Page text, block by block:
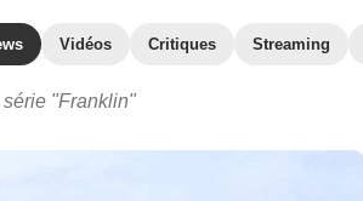
Vidéos Critiques Streaming
"Franklin"